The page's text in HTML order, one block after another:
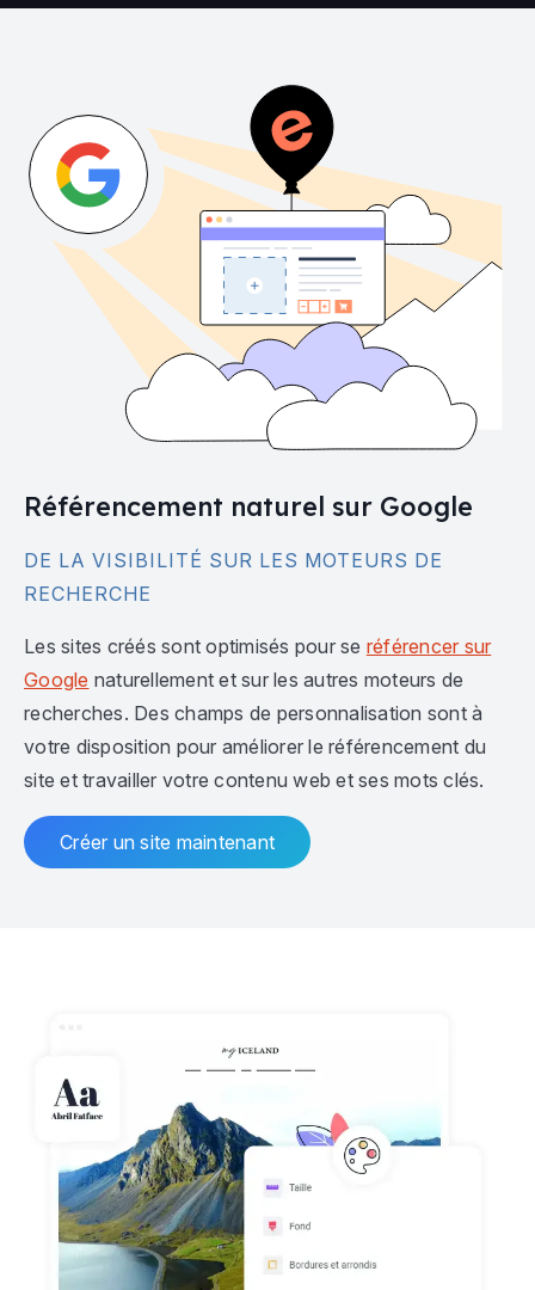
Référencement naturel sur Google
DE LA VISIBILITÉ SUR LES MOTEURS DE
RECHERCHE
Les sites créés sont optimisés pour se référencer sur
Google naturellement et sur les autres moteurs de
recherches. Des champs de personnalisation sont à
votre disposition pour améliorer le référencement du
site et travailler votre contenu web et ses mots clés.
Créer un site maintenant